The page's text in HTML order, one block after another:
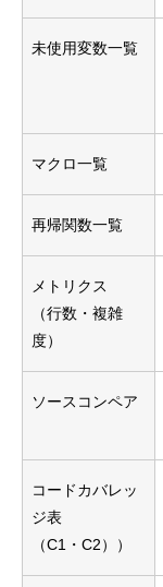
未使用変数一覧
マクロ一覧
再帰関数一覧
メトリクス
（行数・複雑
度）
ソースコンペア
コードカバレッ
ジ表
（C1・C2））